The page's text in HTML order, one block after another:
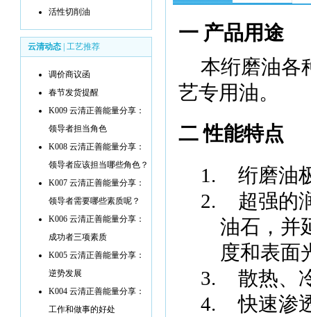
活性切削油
云清动态 工艺推荐
调价商议函
春节发货提醒
K009 云清正善能量分享：
领导者担当角色
K008 云清正善能量分享：
领导者应该担当哪些角色？
K007 云清正善能量分享：
领导者需要哪些素质呢？
K006 云清正善能量分享：
成功者三项素质
K005 云清正善能量分享：
逆势发展
K004 云清正善能量分享：
工作和做事的好处
一 产品用途
本绗磨油各
艺专用油。
二 性能特点
1.
绗磨油
2.
超强的
油石，并
度和表面
3.
散热、
4.
快速渗